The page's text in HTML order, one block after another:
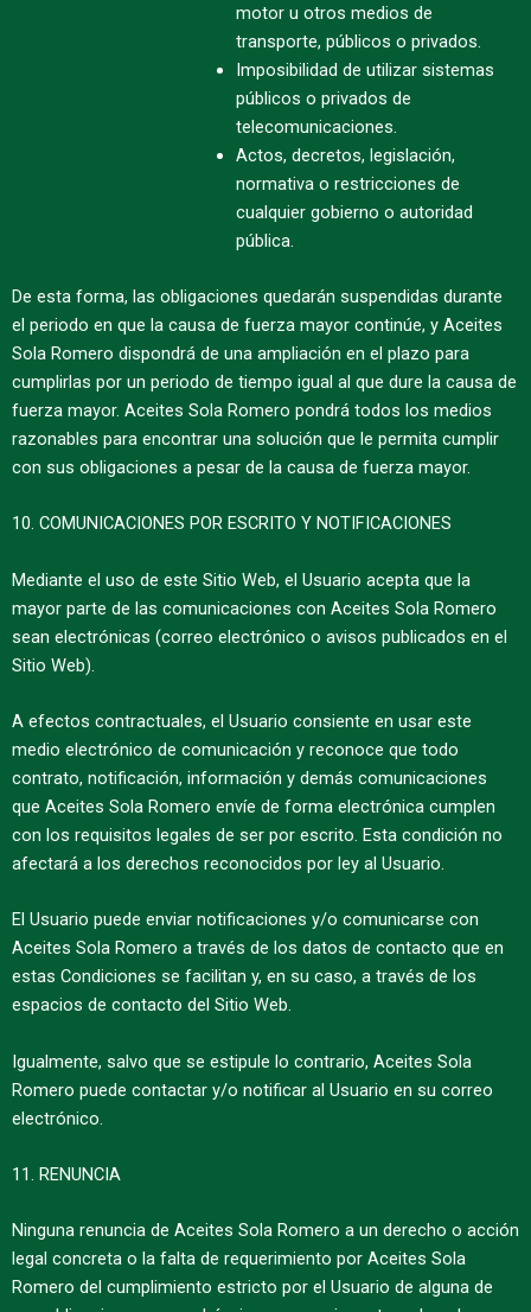
motor u otros medios de
transporte, públicos o privados.
Imposibilidad de utilizar sistemas
públicos o privados de
telecomunicaciones.
Actos, decretos, legislación,
normativa o restricciones de
cualquier gobierno o autoridad
pública.
De esta forma, las obligaciones quedarán suspendidas durante
el periodo en que la causa de fuerza mayor continúe, y Aceites
Sola Romero dispondrá de una ampliación en el plazo para
cumplirlas por un periodo de tiempo igual al que dure la causa de
fuerza mayor. Aceites Sola Romero pondrá todos los medios
razonables para encontrar una solución que le permita cumplir
con sus obligaciones a pesar de la causa de fuerza mayor.
10. COMUNICACIONES POR ESCRITO Y NOTIFICACIONES
Mediante el uso de este Sitio Web, el Usuario acepta que la
mayor parte de las comunicaciones con Aceites Sola Romero
sean electrónicas (correo electrónico o avisos publicados en el
Sitio Web).
A efectos contractuales, el Usuario consiente en usar este
medio electrónico de comunicación y reconoce que todo
contrato, notificación, información y demás comunicaciones
que Aceites Sola Romero envíe de forma electrónica cumplen
con los requisitos legales de ser por escrito. Esta condición no
afectará a los derechos reconocidos por ley al Usuario.
El Usuario puede enviar notificaciones y/o comunicarse con
Aceites Sola Romero a través de los datos de contacto que en
estas Condiciones se facilitan y, en su caso, a través de los
espacios de contacto del Sitio Web.
Igualmente, salvo que se estipule lo contrario, Aceites Sola
Romero puede contactar y/o notificar al Usuario en su correo
electrónico.
11. RENUNCIA
Ninguna renuncia de Aceites Sola Romero a un derecho o acción
legal concreta o la falta de requerimiento por Aceites Sola
Romero del cumplimiento estricto por el Usuario de alguna de